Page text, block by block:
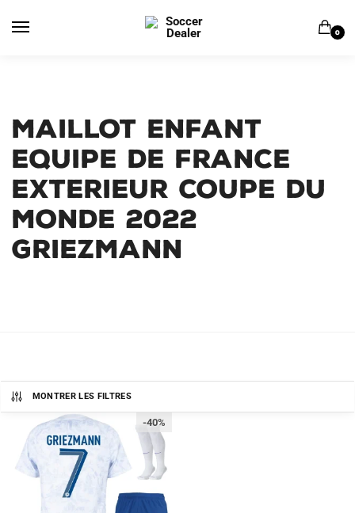
0
MAILLOT ENFANT
EQUIPE DE FRANCE
EXTERIEUR COUPE DU
MONDE 2022
GRIEZMANN
MONTRER LES FILTRES
-40%